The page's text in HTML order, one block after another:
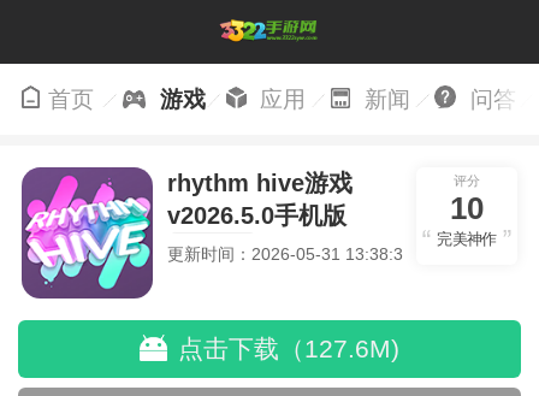
首页 游戏 应用 新闻 问答
rhythm hive游戏
v2026.5.0手机版
v2026.5.0
更新时间：2026-05-31 13:38:30
评分
10
完美神作
点击下载（127.6M)